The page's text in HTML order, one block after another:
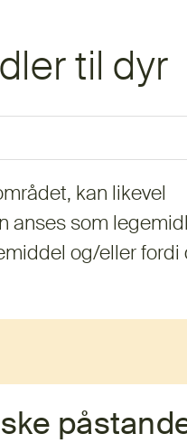
til dyr
kan likevel
anses som
og/eller fordi